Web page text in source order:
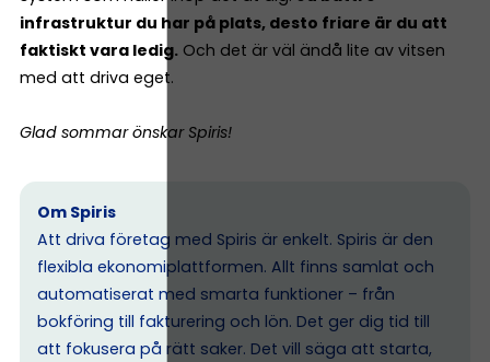
infrastruktur du har på plats, desto friare är du att
faktiskt vara ledig. Och det är väl ändå lite av vitsen
med att driva eget.
Glad sommar önskar Spiris!
Om Spiris
Att driva företag med Spiris är enkelt. Spiris är den
flexibla ekonomiplattformen. Allt finns samlat och
automatiserat med smarta funktioner – från
bokföring till fakturering och lön. Det ger dig tid till
att fokusera på rätt saker. Det vill säga att starta,